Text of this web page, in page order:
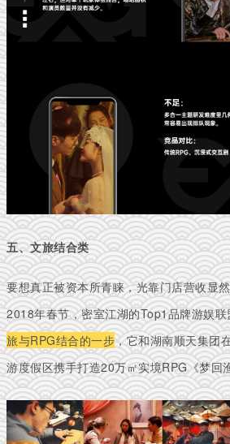
五、文旅结合类
要想真正被资本所青睐，光靠门店营收显
2018年春节，密室江湖的Top1品牌游娱联
旅与RPG结合的一步，它和湖南顺天集团
游度假区携手打造20万㎡实境RPG《梦回